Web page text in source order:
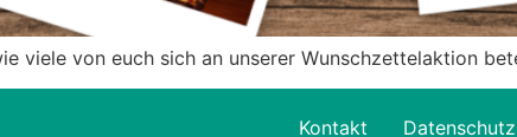
viele von euch sich an unserer Wunschzettelaktion
Kontakt Datenschutz